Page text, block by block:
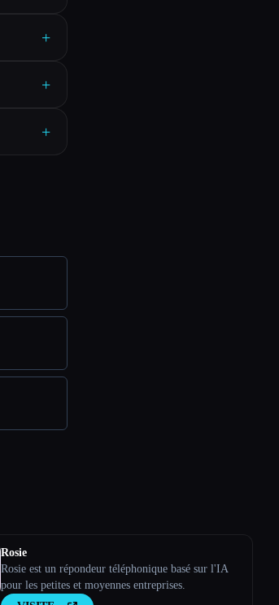
+
+
+
Rosie
Rosie est un répondeur téléphonique basé sur l'IA
pour les petites et moyennes entreprises.